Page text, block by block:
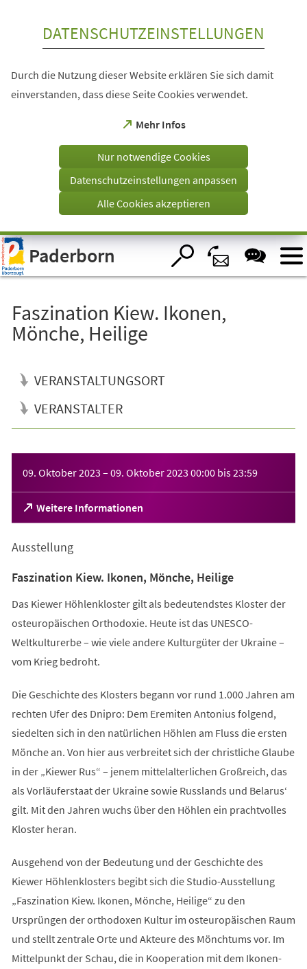
Visuelle
Assistenzsoftware
öffnen.
DATENSCHUTZEINSTELLUNGEN
Durch die Nutzung dieser Website erklären Sie sich damit
einverstanden, dass diese Seite Cookies verwendet.
Mehr Infos
(Öffnet
einem
Tab)
Nur notwendige Cookies
Datenschutzeinstellungen anpassen
Alle Cookies akzeptieren
Paderborn
Faszination Kiew. Ikonen,
Mönche, Heilige
VERANSTALTUNGSORT
VERANSTALTER
09. Oktober 2023 – 09. Oktober 2023 00:00 bis23:59
Weitere Informationen
(Öffnet
in
neuen
Ausstellung
Faszination Kiew. Ikonen, Mönche, Heilige
Das Kiewer Höhlenkloster gilt als bedeutendstes Kloster der
osteuropäischen Orthodoxie. Heute ist das UNESCO-
Weltkulturerbe – wie viele andere Kulturgüter der Ukraine –
vom Krieg bedroht.
Die Geschichte des Klosters begann vor rund 1.000 Jahren am
rechten Ufer des Dnipro: Dem Eremiten Antonius folgend,
siedelten sich in den natürlichen Höhlen am Fluss die ersten
Mönche an. Von hier aus verbreitet sich der christliche Glaube
in der „Kiewer Rus“ – jenem mittelalterlichen Großreich, das
als Vorläuferstaat der Ukraine sowie Russlands und Belarus‘
gilt. Mit den Jahren wuchs über den Höhlen ein prachtvolles
Kloster heran.
Ausgehend von der Bedeutung und der Geschichte des
Kiewer Höhlenklosters begibt sich die Studio-Ausstellung
„Faszination Kiew. Ikonen, Mönche, Heilige“ zu den
Ursprüngen der orthodoxen Kultur im osteuropäischen Raum
und stellt zentrale Orte und Akteure des Mönchtums vor. Im
Mittelpunkt der Schau, die in Kooperation mit dem Ikonen-